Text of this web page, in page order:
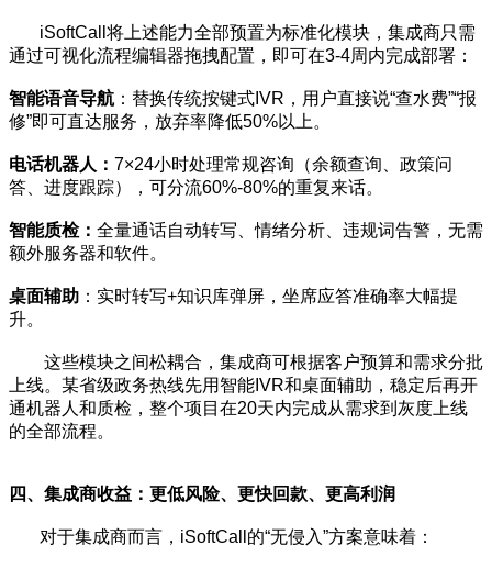
iSoftCall将上述能力全部预置为标准化模块，集成商只需
通过可视化流程编辑器拖拽配置，即可在3-4周内完成部署：
智能语音导航 ：替换传统按键式IVR，用户直接说“查水费”“报
修”即可直达服务，放弃率降低50%以上。
电话机器人： 7×24小时处理常规咨询（余额查询、政策问
答、进度跟踪），可分流60%-80%的重复来话。
智能质检： 全量通话自动转写、情绪分析、违规词告警，无需
额外服务器和软件。
桌面辅助 ：实时转写+知识库弹屏，坐席应答准确率大幅提
升。
这些模块之间松耦合，集成商可根据客户预算和需求分批
上线。某省级政务热线先用智能IVR和桌面辅助，稳定后再开
通机器人和质检，整个项目在20天内完成从需求到灰度上线
的全部流程。
四、集成商收益：更低风险、更快回款、更高利润
对于集成商而言，iSoftCall的“无侵入”方案意味着：